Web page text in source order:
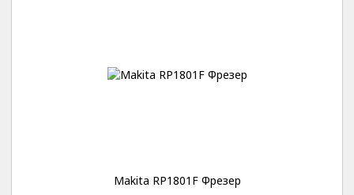
Makita RP1801F Фрезер